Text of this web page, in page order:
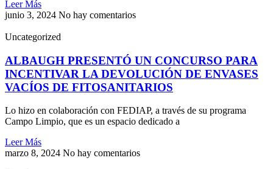
Leer Más
junio 3, 2024 No hay comentarios
Uncategorized
ALBAUGH PRESENTÓ UN CONCURSO PARA
INCENTIVAR LA DEVOLUCIÓN DE ENVASES
VACÍOS DE FITOSANITARIOS
Lo hizo en colaboración con FEDIAP, a través de su programa
Campo Limpio, que es un espacio dedicado a
Leer Más
marzo 8, 2024 No hay comentarios